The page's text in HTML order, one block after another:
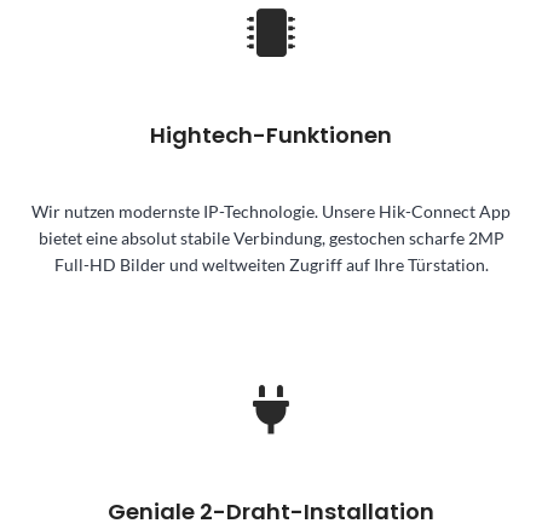
Hightech-Funktionen
Wir nutzen modernste IP-Technologie. Unsere Hik-Connect App
bietet eine absolut stabile Verbindung, gestochen scharfe 2MP
Full-HD Bilder und weltweiten Zugriff auf Ihre Türstation.
Geniale 2-Draht-Installation